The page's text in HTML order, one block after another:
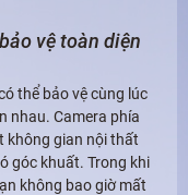
vệ toàn diện
thể bảo vệ cùng lúc
nhau. Camera phía
không gian nội thất
góc khuất. Trong khi
không bao giờ mất